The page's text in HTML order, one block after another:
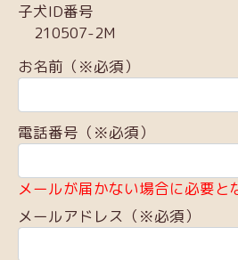
子犬ID番号
210507-2M
お名前（※必須）
電話番号（※必須）
メールが届かない場合に必要と
メールアドレス（※必須）